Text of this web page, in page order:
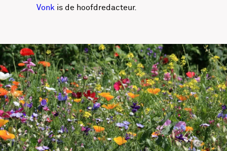
Vonk is de hoofdredacteur.